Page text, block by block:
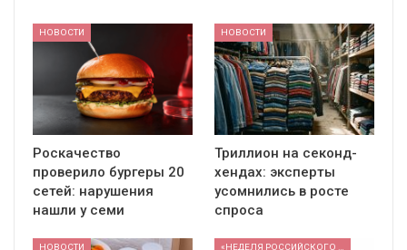
НОВОСТИ
Роскачество
проверило бургеры 20
сетей: нарушения
нашли у семи
НОВОСТИ
Триллион на секонд-
хендах: эксперты
усомнились в росте
спроса
НОВОСТИ «НЕДЕЛЯ РОССИЙСКОГО РИТЕЙЛА» 2026